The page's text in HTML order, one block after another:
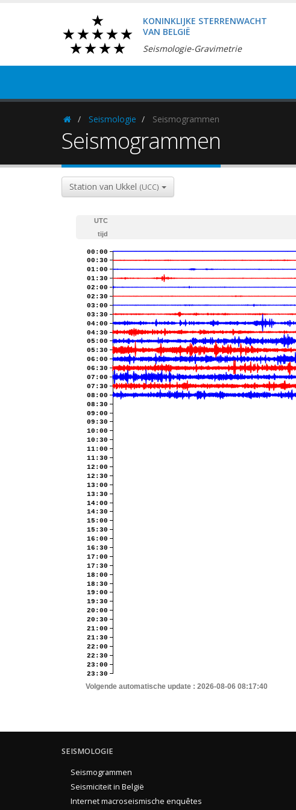
KONINKLIJKE STERRENWACHT
VAN BELGIË
Seismologie-Gravimetrie
HomepageSeismologie Seismogrammen
Seismogrammen
Station van Ukkel (UCC)
UTC
tijd
00:00
00:30
01:00
01:30
02:00
02:30
03:00
03:30
04:00
04:30
05:00
05:30
06:00
06:30
07:00
07:30
08:00
08:30
09:00
09:30
10:00
10:30
11:00
11:30
12:00
12:30
13:00
13:30
14:00
14:30
15:00
15:30
16:00
16:30
17:00
17:30
18:00
18:30
19:00
19:30
20:00
20:30
21:00
21:30
22:00
22:30
23:00
23:30
Volgende automatische update : 2026-08-06 08:17:40
SEISMOLOGIE
Seismogrammen
Seismiciteit in België
Internet macroseismische enquêtes